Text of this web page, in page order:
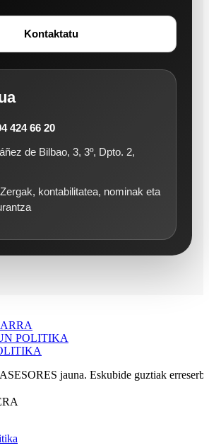
Kontaktatu
424 66 20
de Bilbao, 3, 3º, Dpto. 2,
Zergak, kontabilitatea, nominak eta
POLITIKA
jauna. Eskubide guztiak erreserbatuta.